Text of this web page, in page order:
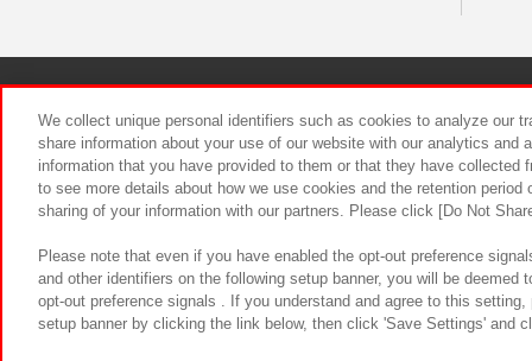
食品のご
We collect unique personal identifiers such as cookies to analyze our
share information about your use of our website with our analytics and
information that you have provided to them or that they have
to see more details about how we use cookies and the retention
sharing of your information with our partners. Please click [Do Not
Please note that even if you have enabled the opt-out preference
and other identifiers on the following setup banner, you will be
opt-out preference signals . If you understand and agree to this
setup banner by clicking the link below, then click 'Save Settings' and